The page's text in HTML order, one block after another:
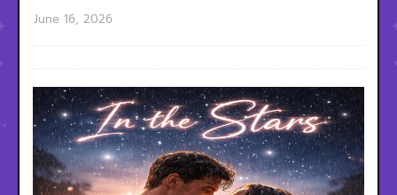
June 16, 2026